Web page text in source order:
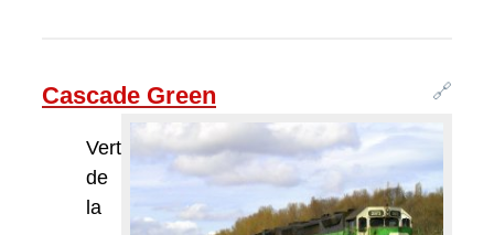
🔗
Cascade Green
Vert
de
la